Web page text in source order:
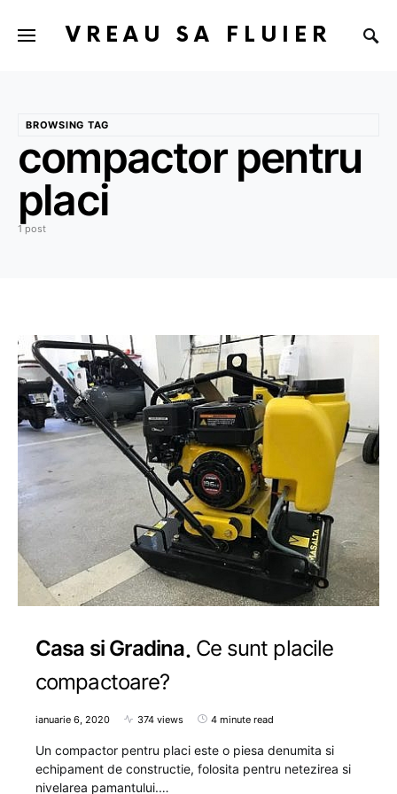
VREAU SA FLUIER
BROWSING TAG
compactor pentru
placi
1 post
Casa si Gradina Ce sunt placile
compactoare?
ianuarie 6, 2020 374 views 4 minute read
Un compactor pentru placi este o piesa denumita si
echipament de constructie, folosita pentru netezirea si
nivelarea pamantului.…